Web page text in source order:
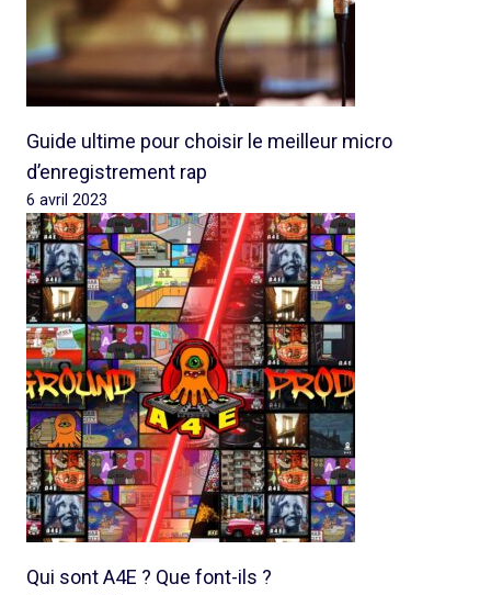
Guide ultime pour choisir le meilleur micro
d’enregistrement rap
6 avril 2023
Qui sont A4E ? Que font-ils ?